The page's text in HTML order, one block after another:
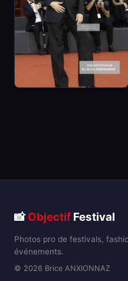
📸Objectif Festival
Photos pro de festivals,
événements.
© 2026 Brice ANXIONNAZ